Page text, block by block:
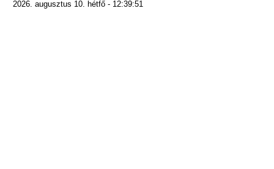
2026. augusztus 10. hétfő - 12:39:51